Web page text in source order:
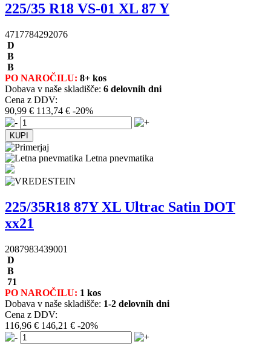
225/35 R18 VS-01 XL 87 Y
4717784292076
D
B
B
PO NAROČILU: 8+ kos
Dobava v naše skladišče: 6 delovnih dni
Cena z DDV:
90,99 € 113,74 € -20%
Letna pnevmatika
225/35R18 87Y XL Ultrac Satin DOT
xx21
2087983439001
D
B
71
PO NAROČILU: 1 kos
Dobava v naše skladišče: 1-2 delovnih dni
Cena z DDV:
116,96 € 146,21 € -20%